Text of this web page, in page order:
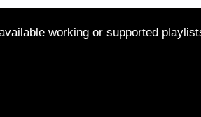
working or supported